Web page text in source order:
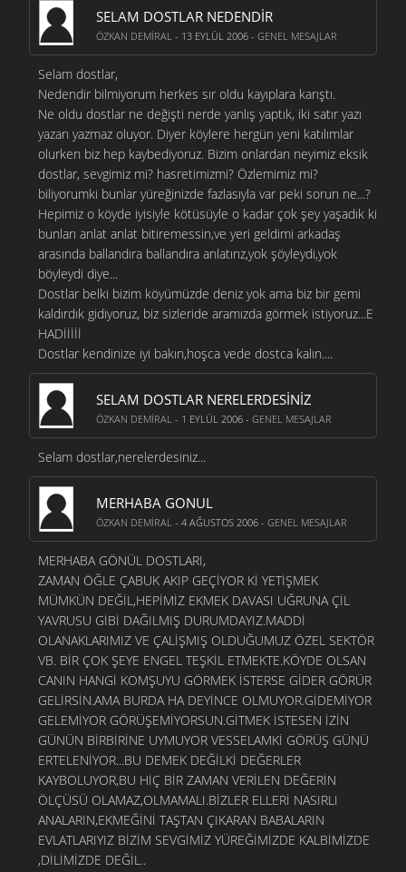
SELAM DOSTLAR NEDENDIR
ÖZKAN DEMIRAL - 13 EYLÜL 2006 - GENEL MESAJLAR
Selam dostlar,
Nedendir bilmiyorum herkes sır oldu kayıplara karıştı.
Ne oldu dostlar ne değişti nerde yanlış yaptık, iki satır yazı
yazan yazmaz oluyor. Diyer köylere hergün yeni katılımlar
olurken biz hep kaybediyoruz. Bizim onlardan neyimiz eksik
dostlar, sevgimiz mi? hasretimizmi? Özlemimiz mi?
biliyorumki bunlar yüreğinizde fazlasıyla var peki sorun ne...?
Hepimiz o köyde iyisiyle kötüsüyle o kadar çok şey yaşadık ki
bunları anlat anlat bitiremessin,ve yeri geldimi arkadaş
arasında ballandıra ballandıra anlatırız,yok şöyleydi,yok
böyleydi diye...
Dostlar belki bizim köyümüzde deniz yok ama biz bir gemi
kaldırdık gidiyoruz, biz sizleride aramızda görmek istiyoruz...E
HADİİİİİ
Dostlar kendinize iyi bakın,hoşca vede dostca kalın....
SELAM DOSTLAR NERELERDESINIZ
ÖZKAN DEMIRAL - 1 EYLÜL 2006 - GENEL MESAJLAR
Selam dostlar,nerelerdesiniz...
MERHABA GONUL
ÖZKAN DEMIRAL - 4 AĞUSTOS 2006 - GENEL MESAJLAR
MERHABA GÖNÜL DOSTLARI,
ZAMAN ÖĞLE ÇABUK AKIP GEÇİYOR Kİ YETİŞMEK
MÜMKÜN DEĞİL,HEPİMİZ EKMEK DAVASI UĞRUNA ÇİL
YAVRUSU GİBİ DAĞILMIŞ DURUMDAYIZ.MADDİ
OLANAKLARIMIZ VE ÇALİŞMIŞ OLDUĞUMUZ ÖZEL SEKTÖR
VB. BİR ÇOK ŞEYE ENGEL TEŞKİL ETMEKTE.KÖYDE OLSAN
CANIN HANGİ KOMŞUYU GÖRMEK İSTERSE GİDER GÖRÜR
GELİRSİN.AMA BURDA HA DEYİNCE OLMUYOR.GİDEMİYOR
GELEMİYOR GÖRÜŞEMİYORSUN.GİTMEK İSTESEN İZİN
GÜNÜN BİRBİRİNE UYMUYOR VESSELAMKİ GÖRÜŞ GÜNÜ
ERTELENİYOR...BU DEMEK DEĞİLKİ DEĞERLER
KAYBOLUYOR,BU HİÇ BİR ZAMAN VERİLEN DEĞERİN
ÖLÇÜSÜ OLAMAZ,OLMAMALI.BİZLER ELLERİ NASIRLI
ANALARIN,EKMEĞİNİ TAŞTAN ÇIKARAN BABALARIN
EVLATLARIYIZ BİZİM SEVGİMİZ YÜREĞİMİZDE KALBİMİZDE
,DİLİMİZDE DEĞİL..